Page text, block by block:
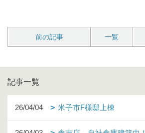
前の記事 一覧
記事一覧
26/04/04 米子市F様邸上棟